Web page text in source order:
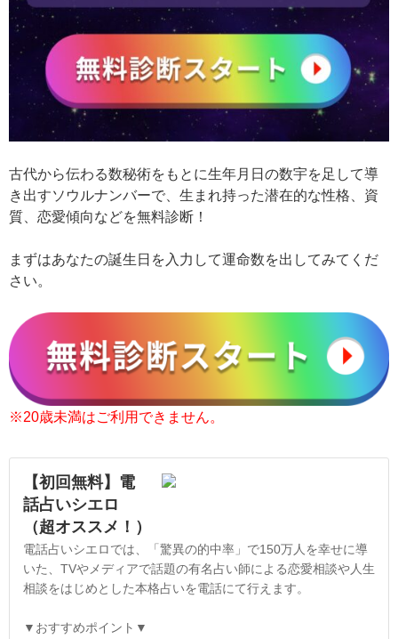
古代から伝わる数秘術をもとに生年月日の数宇を足して導
き出すソウルナンバーで、生まれ持った潜在的な性格、資
質、恋愛傾向などを無料診断！
まずはあなたの誕生日を入力して運命数を出してみてくだ
さい。
※20歳未満はご利用できません。
【初回無料】電
話占いシエロ
（超オススメ！）
電話占いシエロでは、「驚異の的中率」で150万人を幸せに導
いた、TVやメディアで話題の有名占い師による恋愛相談や人生
相談をはじめとした本格占いを電話にて行えます。
▼おすすめポイント▼